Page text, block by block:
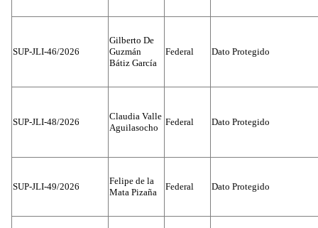
SUP-JLI-46/2026
Gilberto De
Guzmán
Bátiz García
Federal Dato Protegido
SUP-JLI-48/2026
Claudia Valle
Aguilasocho
Federal Dato Protegido
SUP-JLI-49/2026
Felipe de la
Mata Pizaña
Federal Dato Protegido